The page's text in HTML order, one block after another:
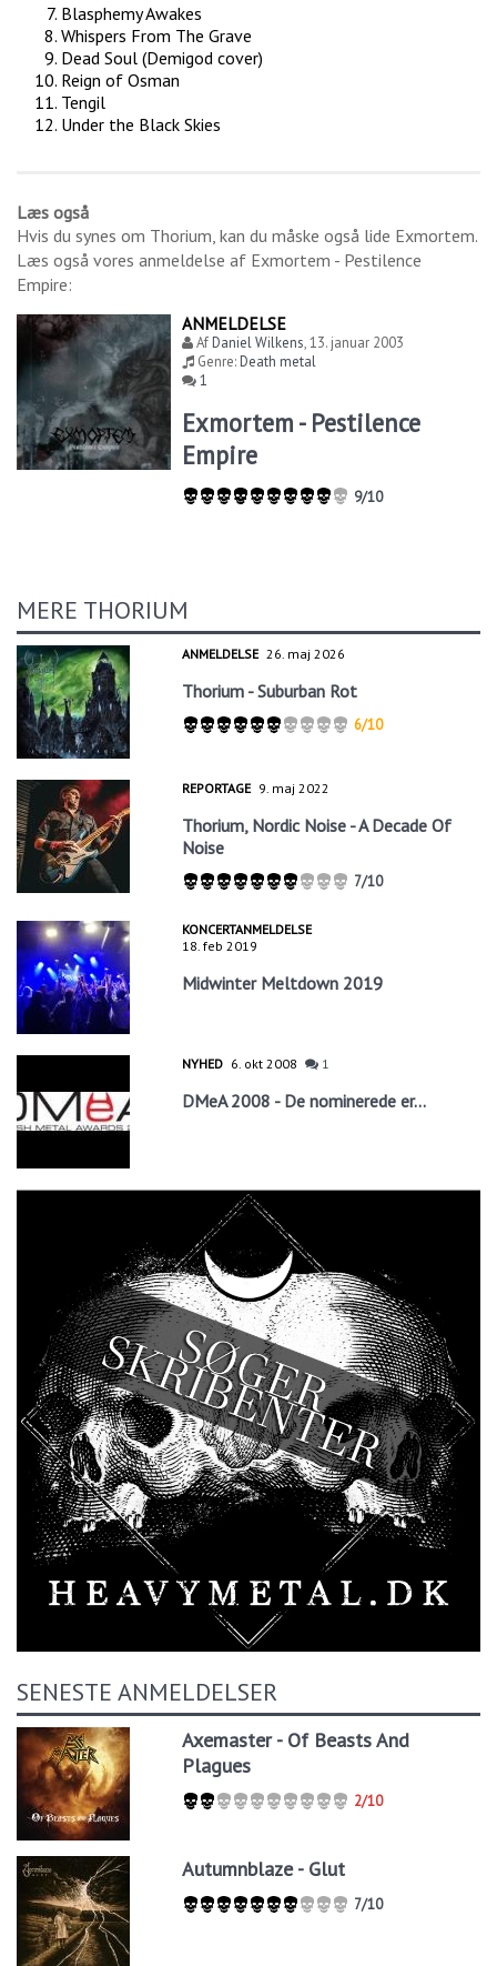
Blasphemy Awakes
Whispers From The Grave
Dead Soul (Demigod cover)
Reign of Osman
Tengil
Under the Black Skies
Læs også
Hvis du synes om Thorium, kan du måske også lide Exmortem.
Læs også vores anmeldelse af Exmortem - Pestilence
Empire:
ANMELDELSE
AfDaniel Wilkens,13. januar 2003
Genre:Death metal
1
Exmortem - Pestilence
Empire
9/10
MERE THORIUM
ANMELDELSE 26. maj 2026
Thorium - Suburban Rot
6/10
REPORTAGE 9. maj 2022
Thorium, Nordic Noise - A Decade Of
Noise
7/10
KONCERTANMELDELSE
18. feb 2019
Midwinter Meltdown 2019
NYHED 6. okt 2008 1
DMeA 2008 - De nominerede er...
SENESTE ANMELDELSER
Axemaster - Of Beasts And
Plagues
2/10
Autumnblaze - Glut
7/10